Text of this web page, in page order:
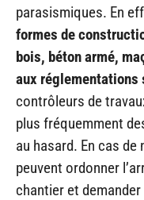
parasismiques. En
formes de
bois, béton armé,
aux réglementations
contrôleurs de
plus fréquemment
au hasard. En cas de
peuvent ordonner
chantier et